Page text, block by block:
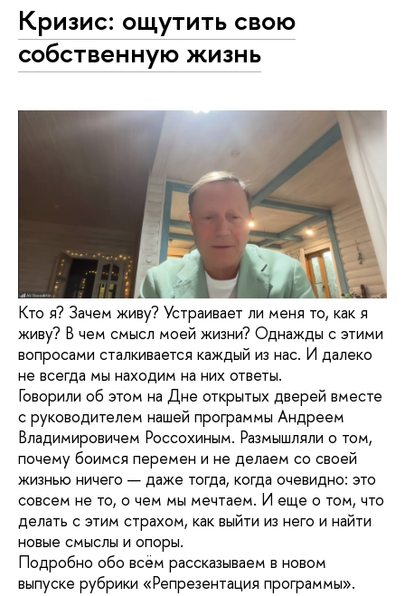
Кризис: ощутить свою
собственную жизнь
Кто я? Зачем живу? Устраивает ли меня то, как я
живу? В чем смысл моей жизни? Однажды с этими
вопросами сталкивается каждый из нас. И далеко
не всегда мы находим на них ответы.
Говорили об этом на Дне открытых дверей вместе
с руководителем нашей программы Андреем
Владимировичем Россохиным. Размышляли о том,
почему боимся перемен и не делаем со своей
жизнью ничего — даже тогда, когда очевидно: это
совсем не то, о чем мы мечтаем. И еще о том, что
делать с этим страхом, как выйти из него и найти
новые смыслы и опоры.
Подробно обо всём рассказываем в новом
выпуске рубрики «Репрезентация программы».